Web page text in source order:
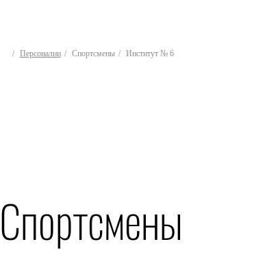
Персоналии Спортсмены Институт № 6
Спортсмены